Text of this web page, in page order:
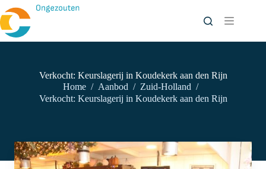
naar
de
inhoud
Verkocht: Keurslagerij in Koudekerk aan den Rijn
Home / Aanbod / Zuid-Holland /
Verkocht: Keurslagerij in Koudekerk aan den Rijn